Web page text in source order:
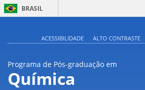
BRASIL
ACESSIBILIDADE
ALTO CONTRASTE
Programa de Pós-graduação em
Química